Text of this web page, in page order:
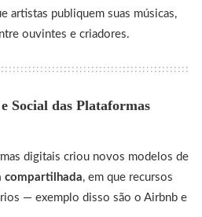
artistas publiquem suas músicas,
ouvintes e criadores.
Social das Plataformas
digitais criou novos modelos de
compartilhada, em que recursos
— exemplo disso são o Airbnb e